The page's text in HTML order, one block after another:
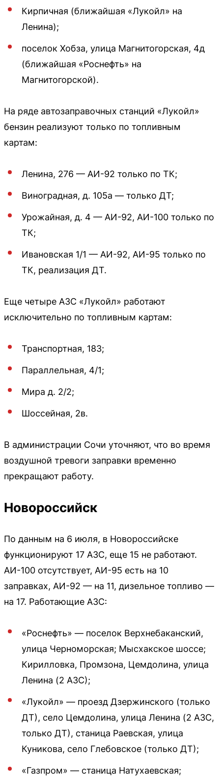
Кирпичная (ближайшая «Лукойл» на
Ленина);
поселок Хобза, улица Магнитогорская, 4д
(ближайшая «Роснефть» на
Магнитогорской).
На ряде автозаправочных станций «Лукойл»
бензин реализуют только по топливным
картам:
Ленина, 276 — АИ-92 только по ТК;
Виноградная, д. 105а — только ДТ;
Урожайная, д. 4 — АИ-92, АИ-100 только по
ТК;
Ивановская 1/1 — АИ-92, АИ-95 только по
ТК, реализация ДТ.
Еще четыре АЗС «Лукойл» работают
исключительно по топливным картам:
Транспортная, 183;
Параллельная, 4/1;
Мира д. 2/2;
Шоссейная, 2в.
В администрации Сочи уточняют, что во время
воздушной тревоги заправки временно
прекращают работу.
Новороссийск
По данным на 6 июля, в Новороссийске
функционируют 17 АЗС, еще 15 не работают.
АИ-100 отсутствует, АИ-95 есть на 10
заправках, АИ-92 — на 11, дизельное топливо —
на 17. Работающие АЗС:
«Роснефть» — поселок Верхнебаканский,
улица Черноморская; Мысхакское шоссе;
Кирилловка, Промзона, Цемдолина, улица
Ленина (2 АЗС);
«Лукойл» — проезд Дзержинского (только
ДТ), село Цемдолина, улица Ленина (2 АЗС,
только ДТ), станица Раевская, улица
Куникова, село Глебовское (только ДТ);
«Газпром» — станица Натухаевская;